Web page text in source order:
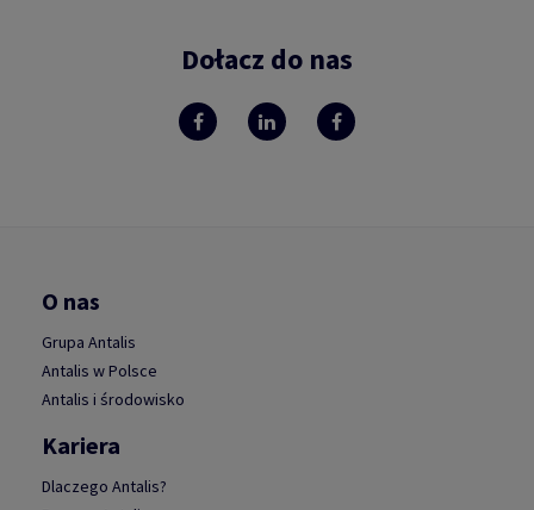
Dołacz do nas
O nas
Grupa Antalis
Antalis w Polsce
Antalis i środowisko
Kariera
Dlaczego Antalis?